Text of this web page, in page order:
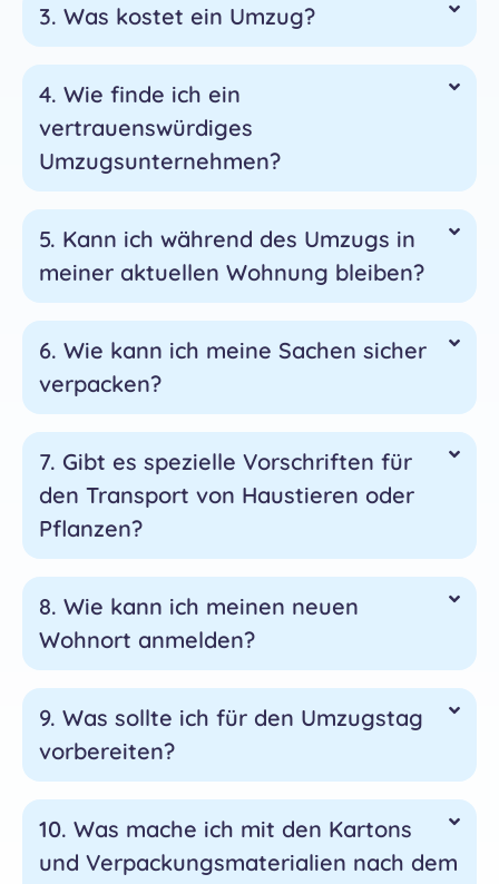
3. Was kostet ein Umzug?
4. Wie finde ich ein
vertrauenswürdiges
Umzugsunternehmen?
5. Kann ich während des Umzugs in
meiner aktuellen Wohnung bleiben?
6. Wie kann ich meine Sachen sicher
verpacken?
7. Gibt es spezielle Vorschriften für
den Transport von Haustieren oder
Pflanzen?
8. Wie kann ich meinen neuen
Wohnort anmelden?
9. Was sollte ich für den Umzugstag
vorbereiten?
10. Was mache ich mit den Kartons
und Verpackungsmaterialien nach dem